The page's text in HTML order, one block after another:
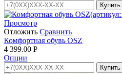
Просмотр
Отложить Сравнить
Комфортная обувь OSZ
4 399.00 Р
Опции